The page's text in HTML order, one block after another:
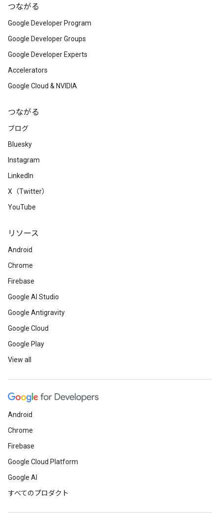
つながる
Google Developer Program
Google Developer Groups
Google Developer Experts
Accelerators
Google Cloud & NVIDIA
つながる
ブログ
Bluesky
Instagram
LinkedIn
X（Twitter）
YouTube
リソース
Android
Chrome
Firebase
Google AI Studio
Google Antigravity
Google Cloud
Google Play
View all
Android
Chrome
Firebase
Google Cloud Platform
Google AI
すべてのプロダクト